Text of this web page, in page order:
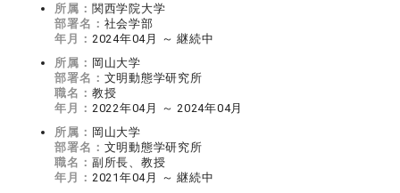
所属： 関西学院大学
部署名： 社会学部
年月： 2024年04月 ～ 継続中
所属： 岡山大学
部署名： 文明動態学研究所
職名： 教授
年月： 2022年04月 ～ 2024年04月
所属： 岡山大学
部署名： 文明動態学研究所
職名： 副所長、教授
年月： 2021年04月 ～ 継続中